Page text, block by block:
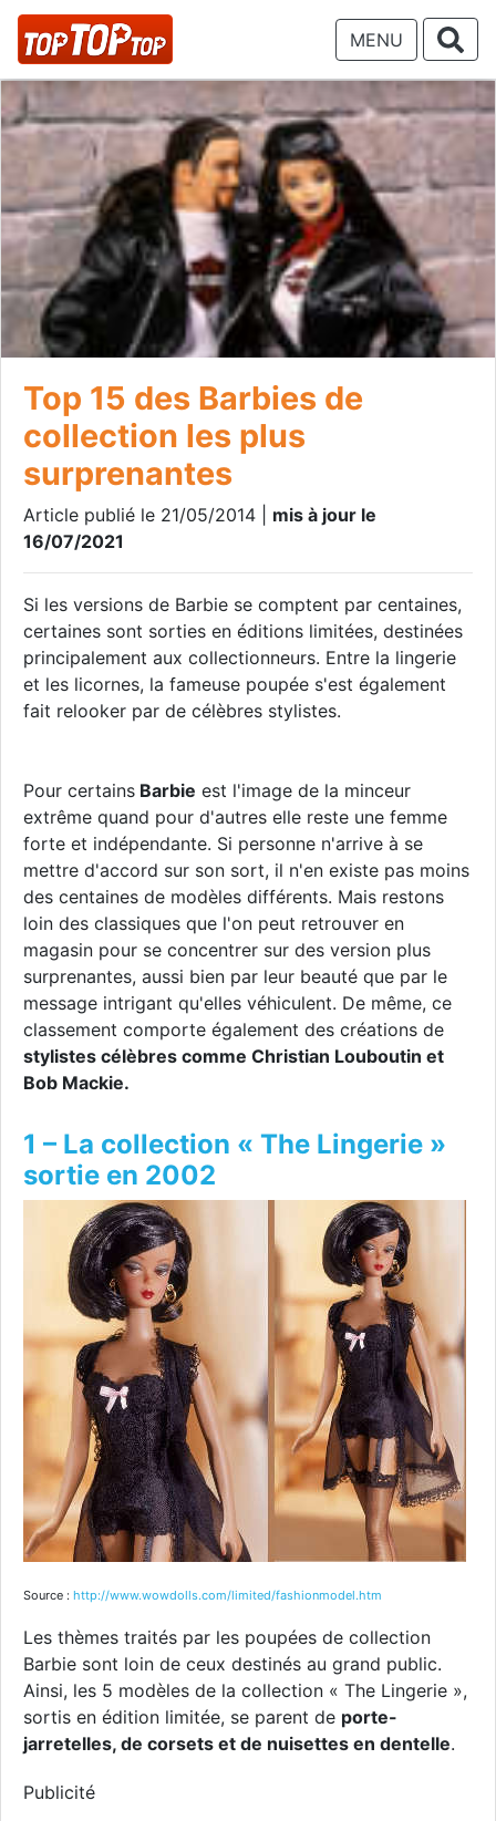
MENU
Top 15 des Barbies de
collection les plus
surprenantes
Article publié le 21/05/2014 | mis à jour le
16/07/2021
Si les versions de Barbie se comptent par centaines,
certaines sont sorties en éditions limitées, destinées
principalement aux collectionneurs. Entre la lingerie
et les licornes, la fameuse poupée s'est également
fait relooker par de célèbres stylistes.
Pour certains Barbie est l'image de la minceur
extrême quand pour d'autres elle reste une femme
forte et indépendante. Si personne n'arrive à se
mettre d'accord sur son sort, il n'en existe pas moins
des centaines de modèles différents. Mais restons
loin des classiques que l'on peut retrouver en
magasin pour se concentrer sur des version plus
surprenantes, aussi bien par leur beauté que par le
message intrigant qu'elles véhiculent. De même, ce
classement comporte également des créations de
stylistes célèbres comme Christian Louboutin et
Bob Mackie.
1 – La collection « The Lingerie »
sortie en 2002
Source : http://www.wowdolls.com/limited/fashionmodel.htm
Les thèmes traités par les poupées de collection
Barbie sont loin de ceux destinés au grand public.
Ainsi, les 5 modèles de la collection « The Lingerie »,
sortis en édition limitée, se parent de porte-
jarretelles, de corsets et de nuisettes en dentelle.
Publicité